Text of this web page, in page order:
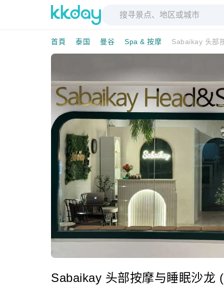
首頁 泰国 曼谷 Spa & 按摩 Sabaikay 头部
Sabaikay 头部按摩与睡眠沙龙